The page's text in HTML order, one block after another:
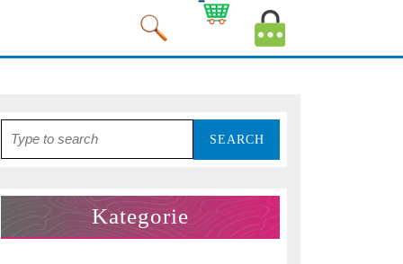
Cart
Image
for:
Kategorie